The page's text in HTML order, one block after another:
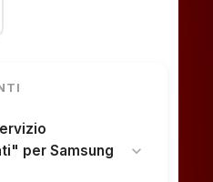
per Samsung
expand_more